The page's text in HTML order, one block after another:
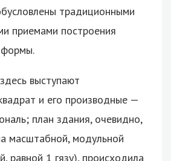
традиционными
приемами построения
формы.
выступают
и его производные —
план здания, очевидно,
масштабной, модульной
равной 1 гязу), происходила